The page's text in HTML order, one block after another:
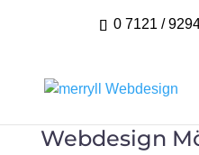
0 7121 /
Webdesign